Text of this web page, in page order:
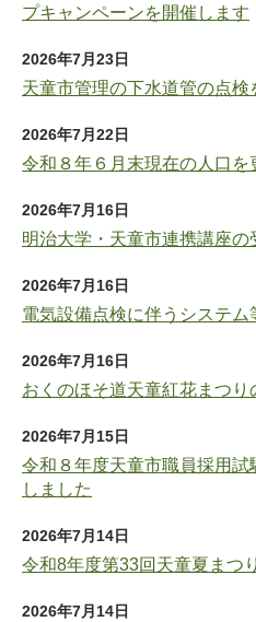
プキャンペーンを開催します
2026年7月23日
天童市管理の下水道管の点検
2026年7月22日
令和８年６月末現在の人口を
2026年7月16日
明治大学・天童市連携講座の
2026年7月16日
電気設備点検に伴うシステム
2026年7月16日
おくのほそ道天童紅花まつり
2026年7月15日
令和８年度天童市職員採用
しました
2026年7月14日
令和8年度第33回天童夏まつ
2026年7月14日